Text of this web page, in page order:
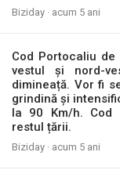
Biziday · acum 5 ani
Cod Portocaliu
vestul și nord-
dimineață. Vor fi
grindină și
la 90 Km/h. Cod
restul țării.
Biziday · acum 5 ani